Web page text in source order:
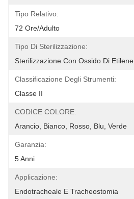
Tipo Relativo:
72 Ore/adulto
Tipo Di Sterilizzazione:
Sterilizzazione Con Ossido Di Etilene
Classificazione Degli Strumenti:
Classe II
CODICE COLORE:
Arancio, Bianco, Rosso, Blu, Verde
Garanzia:
5 Anni
Applicazione:
Endotracheale E Tracheostomia